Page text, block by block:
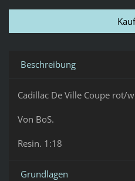
Beschreibung
Cadillac De Ville Coupe rot/
Von BoS.
Resin. 1:18
Grundlagen